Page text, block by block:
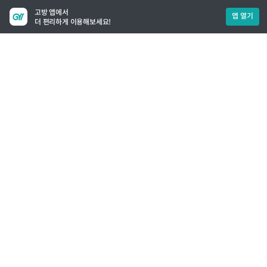
고방 앱에서
더 편리하게 이용해보세요!
앱 열기